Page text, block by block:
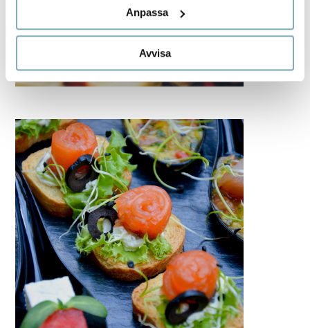
Anpassa
Avvisa